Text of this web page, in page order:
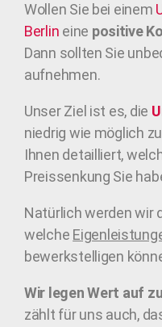
Wollen Sie bei einem
Berlin eine positive
Dann sollten Sie
aufnehmen.
Unser Ziel ist es, die
niedrig wie möglich
Ihnen detailliert,
Preissenkung Sie
Natürlich werden wir
welche
bewerkstelligen
Wir legen Wert auf
zählt für uns auch,